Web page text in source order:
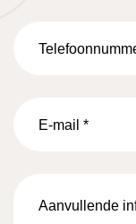
mail
informatie